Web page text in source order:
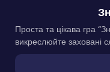
Проста та цікава гра
викреслюйте заховані